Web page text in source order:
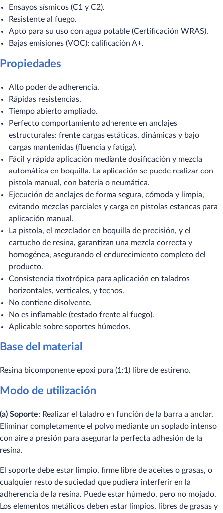
Ensayos sísmicos (C1 y C2).
Resistente al fuego.
Apto para su uso con agua potable (Certificación WRAS).
Bajas emisiones (VOC): calificación A+.
Propiedades
Alto poder de adherencia.
Rápidas resistencias.
Tiempo abierto ampliado.
Perfecto comportamiento adherente en anclajes
estructurales: frente cargas estáticas, dinámicas y bajo
cargas mantenidas (fluencia y fatiga).
Fácil y rápida aplicación mediante dosificación y mezcla
automática en boquilla. La aplicación se puede realizar con
pistola manual, con batería o neumática.
Ejecución de anclajes de forma segura, cómoda y limpia,
evitando mezclas parciales y carga en pistolas estancas para
aplicación manual.
La pistola, el mezclador en boquilla de precisión, y el
cartucho de resina, garantizan una mezcla correcta y
homogénea, asegurando el endurecimiento completo del
producto.
Consistencia tixotrópica para aplicación en taladros
horizontales, verticales, y techos.
No contiene disolvente.
No es inflamable (testado frente al fuego).
Aplicable sobre soportes húmedos.
Base del material
Resina bicomponente epoxi pura (1:1) libre de estireno.
Modo de utilización
(a) Soporte: Realizar el taladro en función de la barra a anclar.
Eliminar completamente el polvo mediante un soplado intenso
con aire a presión para asegurar la perfecta adhesión de la
resina.
El soporte debe estar limpio, firme libre de aceites o grasas, o
cualquier resto de suciedad que pudiera interferir en la
adherencia de la resina. Puede estar húmedo, pero no mojado.
Los elementos metálicos deben estar limpios, libres de grasas y